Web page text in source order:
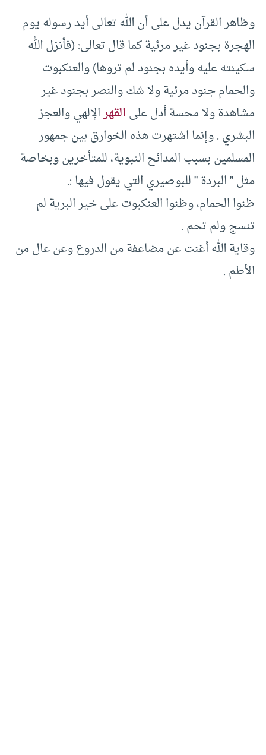
وظاهر القرآن يدل على أن الله تعالى أيد رسوله يوم
الهجرة بجنود غير مرئية كما قال تعالى: (فأنزل الله
سكينته عليه وأيده بجنود لم تروها) والعنكبوت
والحمام جنود مرئية ولا شك والنصر بجنود غير
مشاهدة ولا محسة أدل علىالقهرالإلهي والعجز
البشري . وإنما اشتهرت هذه الخوارق بين جمهور
المسلمين بسبب المدائح النبوية، للمتأخرين وبخاصة
مثل ” البردة ” للبوصيري التي يقول فيها :.
ظنوا الحمام، وظنوا العنكبوت على خير البرية لم
تنسج ولم تحم .
وقاية الله أغنت عن مضاعفة من الدروع وعن عال من
الأطم .